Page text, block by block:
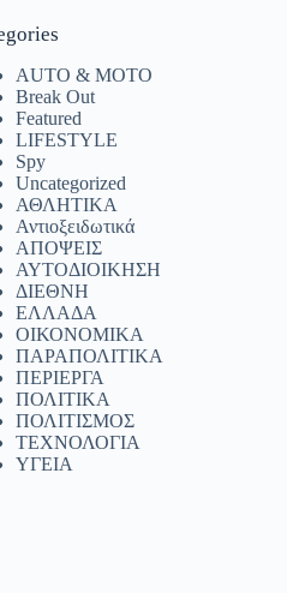
AUTO & MOTO
Break Out
Featured
LIFESTYLE
Spy
Uncategorized
ΑΘΛΗΤΙΚΑ
Αντιοξειδωτικά
ΑΠΟΨΕΙΣ
ΑΥΤΟΔΙΟΙΚΗΣΗ
ΔΙΕΘΝΗ
ΕΛΛΑΔΑ
ΟΙΚΟΝΟΜΙΚΑ
ΠΑΡΑΠΟΛΙΤΙΚΑ
ΠΕΡΙΕΡΓΑ
ΠΟΛΙΤΙΚΑ
ΠΟΛΙΤΙΣΜΟΣ
ΤΕΧΝΟΛΟΓΙΑ
ΥΓΕΙΑ